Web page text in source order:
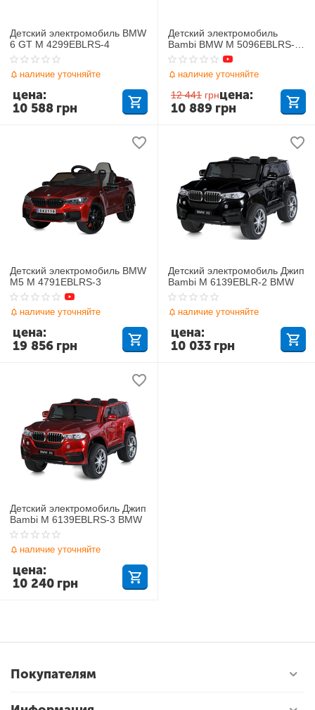
Детский электромобиль BMW
6 GT M 4299EBLRS-4
наличие уточняйте
10 588 грн
цена:
Детский электромобиль
Bambi BMW M 5096EBLRS-
11
наличие уточняйте
12 441 грн
10 889 грн
цена:
Детский электромобиль BMW
M5 M 4791EBLRS-3
наличие уточняйте
19 856 грн
цена:
Детский электромобиль Джип
Bambi M 6139EBLR-2 BMW
наличие уточняйте
10 033 грн
цена:
Детский электромобиль Джип
Bambi M 6139EBLRS-3 BMW
наличие уточняйте
10 240 грн
цена:
Покупателям